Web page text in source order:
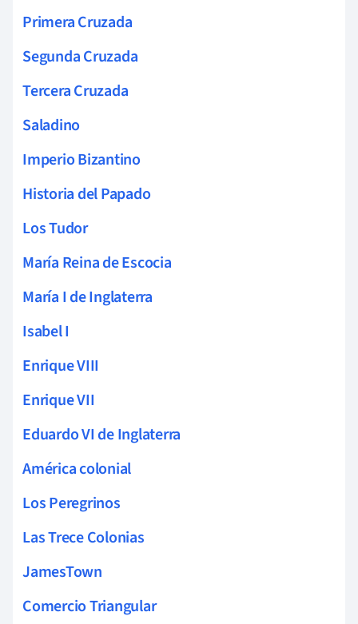
Primera Cruzada
Segunda Cruzada
Tercera Cruzada
Saladino
Imperio Bizantino
Historia del Papado
Los Tudor
María Reina de Escocia
María I de Inglaterra
Isabel I
Enrique VIII
Enrique VII
Eduardo VI de Inglaterra
América colonial
Los Peregrinos
Las Trece Colonias
JamesTown
Comercio Triangular